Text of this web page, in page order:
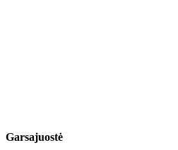
Garsajuostė